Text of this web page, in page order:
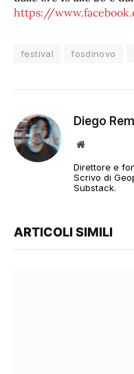
https://
festival fosdinovo
Diego
Sito
Direttore e
Scrivo di
Substack.
ARTICOLI SIMILI